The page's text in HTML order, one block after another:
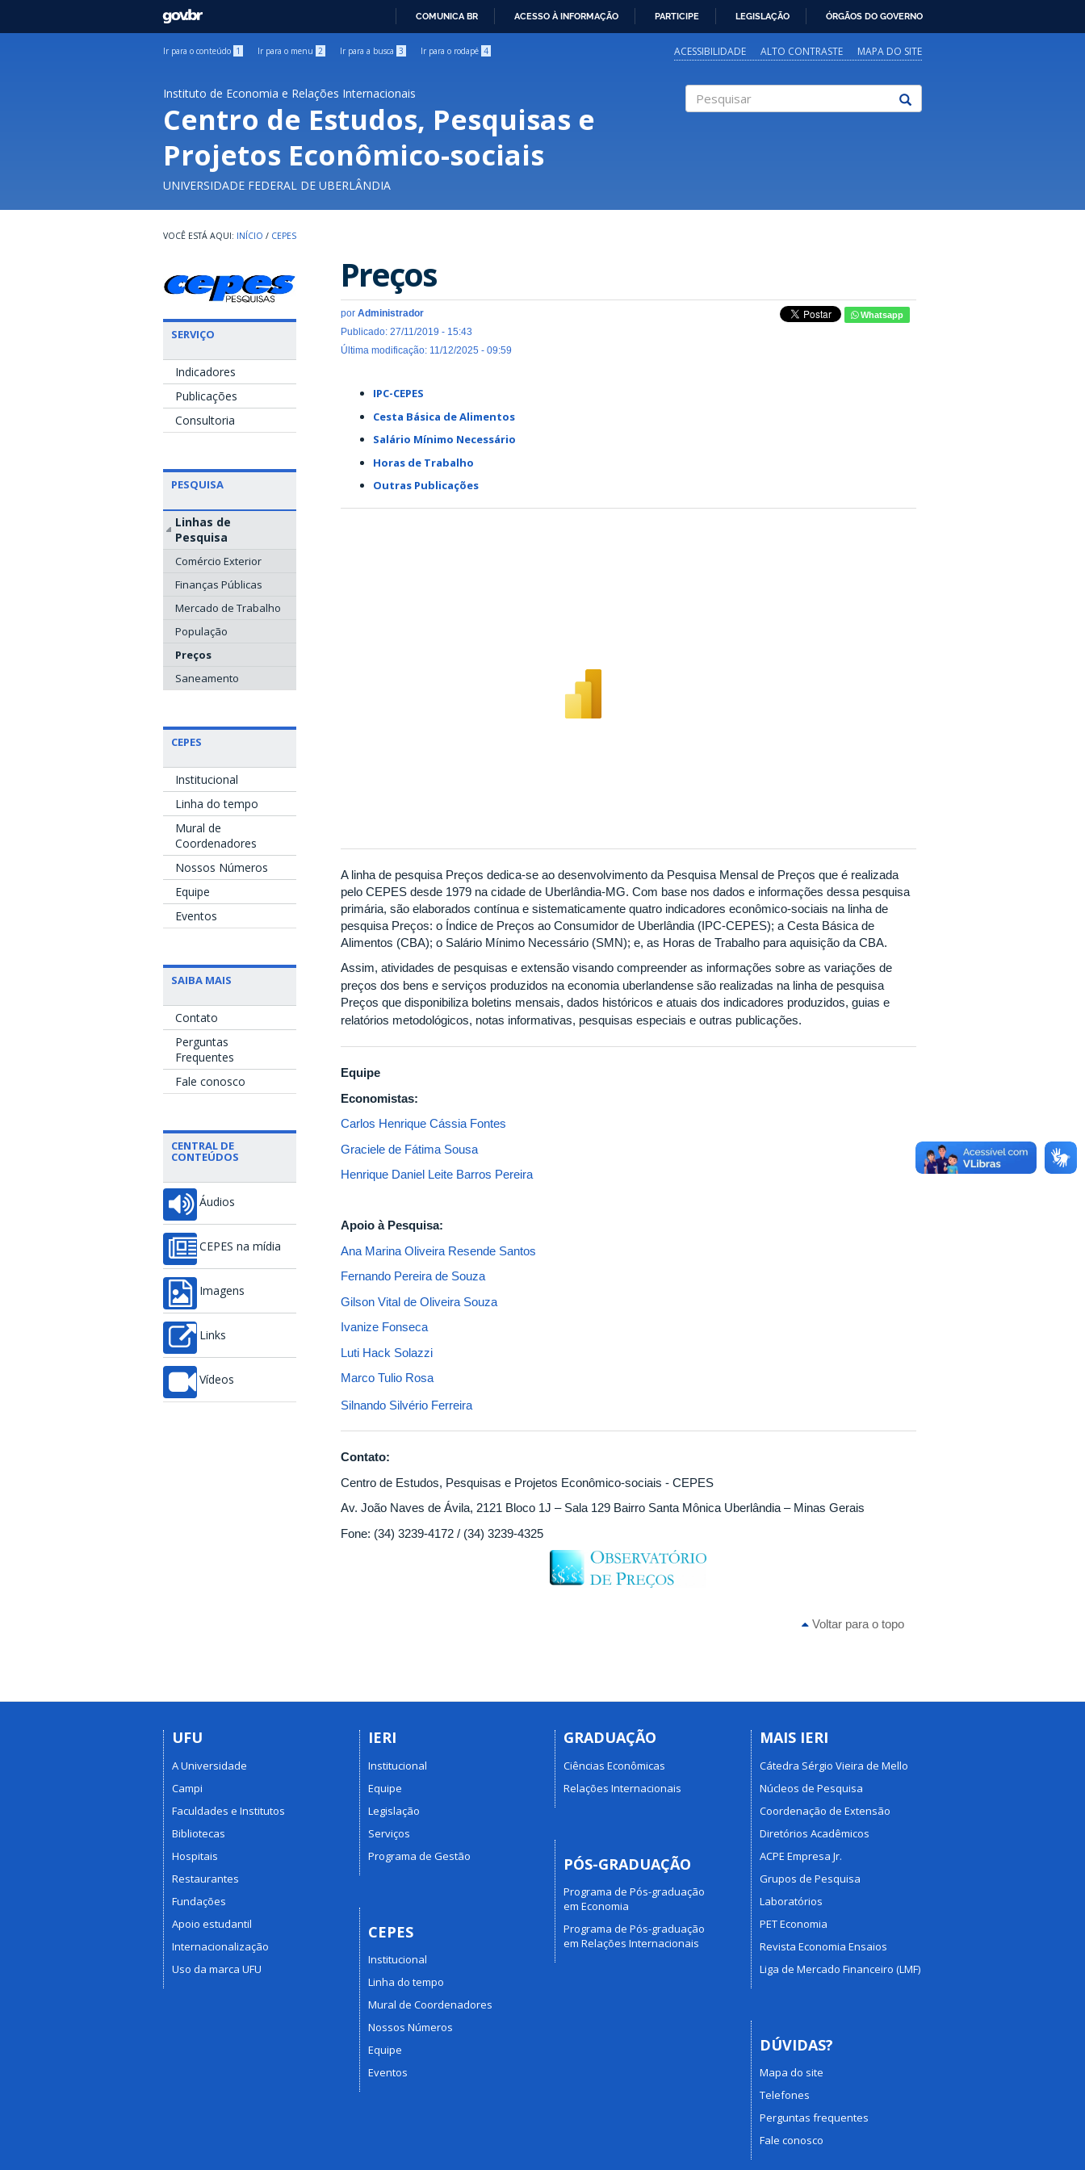
GOVBR
COMUNICA BR ACESSO À INFORMAÇÃO PARTICIPE LEGISLAÇÃO ÓRGÃOS DO GOVERNO
Ir para o conteúdo 1 Ir para o menu 2 Ir para a busca 3 Ir para o rodapé 4 ACESSIBILIDADE ALTO CONTRASTE MAPA DO SITE
Instituto de Economia e Relações Internacionais
Centro de Estudos, Pesquisas e
Projetos Econômico-sociais
UNIVERSIDADE FEDERAL DE UBERLÂNDIA
INÍCIO / CEPES
SERVIÇO
Indicadores
Publicações
Consultoria
PESQUISA
Linhas de
Pesquisa
Comércio Exterior
Finanças Públicas
Mercado de Trabalho
População
Preços
Saneamento
CEPES
Institucional
Linha do tempo
Mural de
Coordenadores
Nossos Números
Equipe
Eventos
SAIBA MAIS
Contato
Perguntas
Frequentes
Fale conosco
CENTRAL DE
CONTEÚDOS
Áudios
CEPES na mídia
Imagens
Links
Vídeos
Preços​
por Administrador
Publicado: 27/11/2019 - 15:43
Última modificação: 11/12/2025 - 09:59
Whatsapp
IPC-CEPES
Cesta Básica de Alimentos
Salário Mínimo Necessário
Horas de Trabalho
Outras Publicações
A linha de pesquisa Preços dedica-se ao desenvolvimento da Pesquisa Mensal de Preços que é realizada
pelo CEPES desde 1979 na cidade de Uberlândia-MG. Com base nos dados e informações dessa pesquisa
primária, são elaborados contínua e sistematicamente quatro indicadores econômico-sociais na linha de
pesquisa Preços: o Índice de Preços ao Consumidor de Uberlândia (IPC-CEPES); a Cesta Básica de
Alimentos (CBA); o Salário Mínimo Necessário (SMN); e, as Horas de Trabalho para aquisição da CBA.
Assim, atividades de pesquisas e extensão visando compreender as informações sobre as variações de
preços dos bens e serviços produzidos na economia uberlandense são realizadas na linha de pesquisa
Preços que disponibiliza boletins mensais, dados históricos e atuais dos indicadores produzidos, guias e
relatórios metodológicos, notas informativas, pesquisas especiais e outras publicações.
Equipe
Economistas:
Carlos Henrique Cássia Fontes
Graciele de Fátima Sousa
Henrique Daniel Leite Barros Pereira
Apoio à Pesquisa:
Ana Marina Oliveira Resende Santos
Fernando Pereira de Souza
Gilson Vital de Oliveira Souza
Ivanize Fonseca
Luti Hack Solazzi
Marco Tulio Rosa
Silnando Silvério Ferreira
Contato:
Centro de Estudos, Pesquisas e Projetos Econômico-sociais - CEPES
Av. João Naves de Ávila, 2121 Bloco 1J – Sala 129 Bairro Santa Mônica Uberlândia – Minas Gerais
Fone: (34) 3239-4172 / (34) 3239-4325
Voltar para o topo
UFU
A Universidade
Campi
Faculdades e Institutos
Bibliotecas
Hospitais
Restaurantes
Fundações
Apoio estudantil
Internacionalização
Uso da marca UFU
IERI
Institucional
Equipe
Legislação
Serviços
Programa de Gestão
CEPES
Institucional
Linha do tempo
Mural de Coordenadores
Nossos Números
Equipe
Eventos
GRADUAÇÃO
Ciências Econômicas
Relações Internacionais
PÓS-GRADUAÇÃO
Programa de Pós-graduação
em Economia
Programa de Pós-graduação
em Relações Internacionais
MAIS IERI
Cátedra Sérgio Vieira de Mello
Núcleos de Pesquisa
Coordenação de Extensão
Diretórios Acadêmicos
ACPE Empresa Jr.
Grupos de Pesquisa
Laboratórios
PET Economia
Revista Economia Ensaios
Liga de Mercado Financeiro (LMF)
DÚVIDAS?
Mapa do site
Telefones
Perguntas frequentes
Fale conosco